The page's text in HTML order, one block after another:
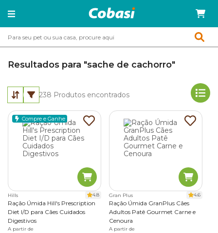
Resultados para "sache de cachorro"
238 Produtos encontrados
Compre e Ganhe
Hills 4.8
Ração Úmida Hill's Prescription
Diet I/D para Cães Cuidados
Digestivos
A partir de
Gran Plus 4.6
Ração Úmida GranPlus Cães
Adultos Patê Gourmet Carne e
Cenoura
A partir de